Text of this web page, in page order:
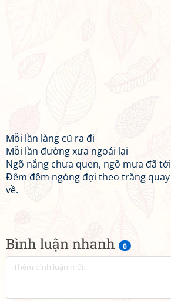
Bình luận nhanh 0
Mỗi lần làng cũ ra đi
Mỗi lần đường xưa ngoái lại
Ngõ nắng chưa quen, ngõ mưa đã tới
Đêm đêm ngóng đợi theo trăng quay
về.